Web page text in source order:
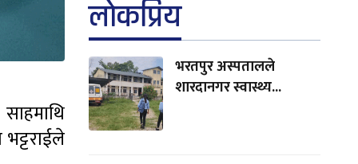
लाेकप्रिय
भरतपुर अस्पतालले
शारदानगर स्वास्थ्य...